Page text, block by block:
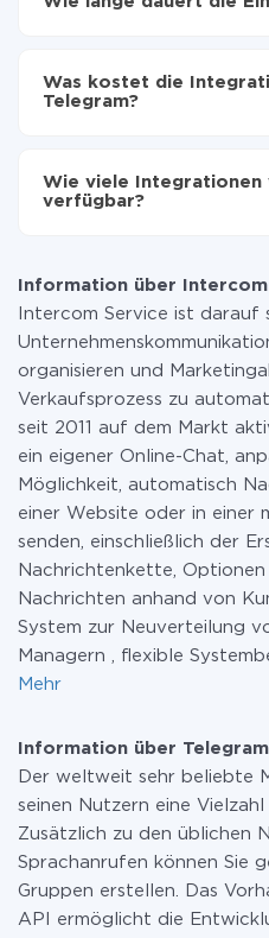
zu übertragen
auf Telegram übertragen
Im Durchschnitt dauert es
Was kostet die
Telegram?
zahlen nur für die
Service von einem System
Weitere Informationen zu
Wie viele Integrationen
verfügbar?
Information über Intercom
Intercom Service ist darauf
organisieren und
Verkaufsprozess zu
seit 2011 auf dem Markt
ein eigener Online-Chat,
Möglichkeit, automatisch
einer Website oder in einer
senden, einschließlich der
Nachrichtenkette,
Nachrichten anhand von
System zur Neuverteilung
Managern , flexible
Mehr
Information über Telegram
Der weltweit sehr beliebte
seinen Nutzern eine
Zusätzlich zu den üblichen
Sprachanrufen können Sie
Gruppen erstellen. Das
API ermöglicht die